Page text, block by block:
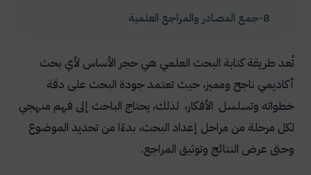
8-جمع المصادر والمراجع العلمية
10-كتابة متن البحث العلمي
11-عرض النتائج ومناقشتها
12-كتابة الخاتمة والتوصيات
13-توثيق المراجع وتنسيق البحث
تُعد طريقة كتابة البحث العلمي هي حجر الأساس لأي بحث
أكاديمي ناجح ومميز، حيث تعتمد جودة البحث على دقة
خطواته وتسلسل الأفكار، لذلك، يحتاج الباحث إلى فهم منهجي
لكل مرحلة من مراحل إعداد البحث، بدءًا من تحديد الموضوع
وحتى عرض النتائج وتوثيق المراجع.